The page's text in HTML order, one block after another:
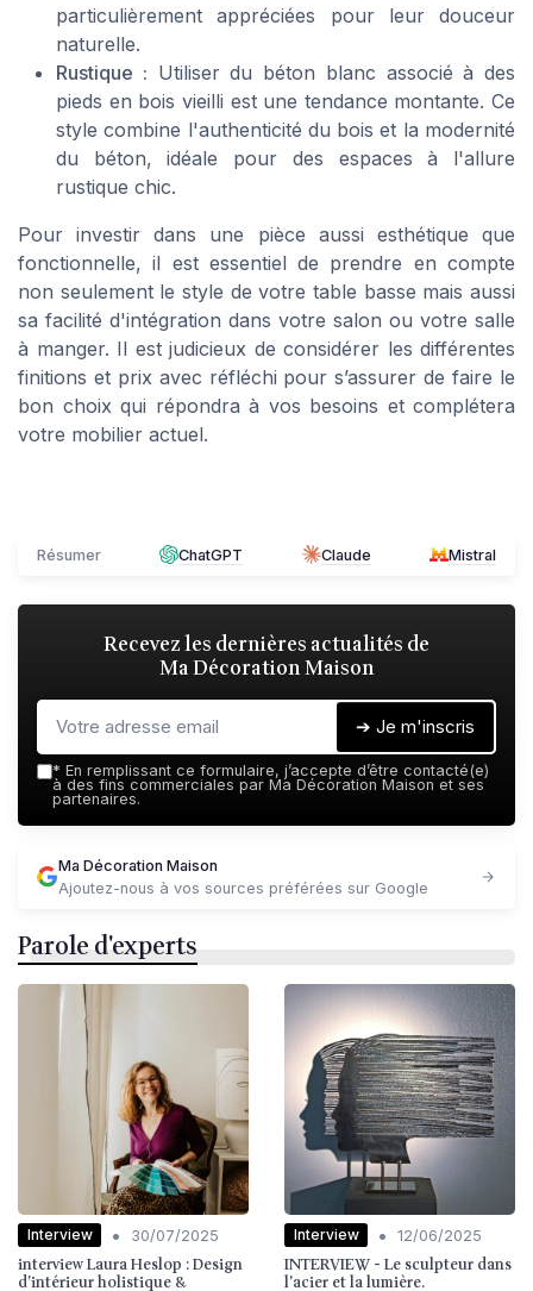
particulièrement appréciées pour leur douceur
naturelle.
Rustique : Utiliser du béton blanc associé à des
pieds en bois vieilli est une tendance montante. Ce
style combine l'authenticité du bois et la modernité
du béton, idéale pour des espaces à l'allure
rustique chic.
Pour investir dans une pièce aussi esthétique que
fonctionnelle, il est essentiel de prendre en compte
non seulement le style de votre table basse mais aussi
sa facilité d'intégration dans votre salon ou votre salle
à manger. Il est judicieux de considérer les différentes
finitions et prix avec réfléchi pour s’assurer de faire le
bon choix qui répondra à vos besoins et complétera
votre mobilier actuel.
Résumer ChatGPT Claude Mistral
Recevez les dernières actualités de
Ma Décoration Maison
➔ Je m'inscris
* En remplissant ce formulaire, j’accepte d’être contacté(e)
à des fins commerciales par Ma Décoration Maison et ses
partenaires.
Ma Décoration Maison
Ajoutez-nous à vos sources préférées sur Google
Parole d'experts
Interview • 30/07/2025
interview Laura Heslop : Design
d’intérieur holistique &
Interview • 12/06/2025
INTERVIEW - Le sculpteur dans
l'acier et la lumière.